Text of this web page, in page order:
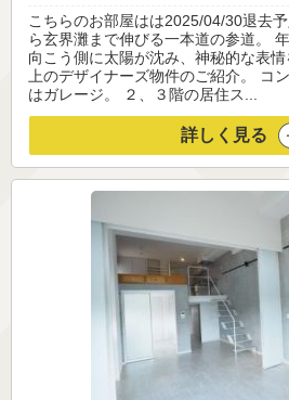
こちらのお部屋はは2025/04/30退去
ら玄界灘まで伸びる一本道の参道。
向こう側に太陽が沈み、神秘的な表
上のデザイナーズ物件のご紹介。 コ
はガレージ。 ２、３階の居住ス...
詳しく見る